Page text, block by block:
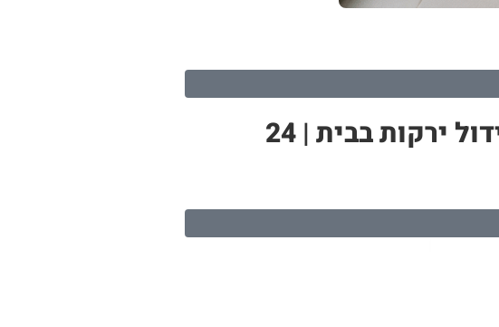
מערכת הידרופונית ‘גינת ירק’ – ערכה הידרופונית מושלמת לגידול ירקות בבית | 24